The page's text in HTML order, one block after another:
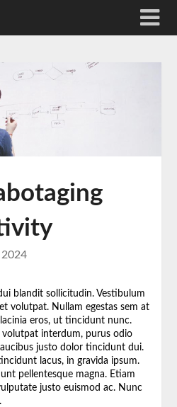
blandit sollicitudin. Vestibulum
volutpat. Nullam egestas sem at
eros, ut tincidunt nunc.
interdum, purus odio
justo dolor tincidunt dui.
lacus, in gravida ipsum.
pellentesque magna. Etiam
justo euismod ac. Nunc